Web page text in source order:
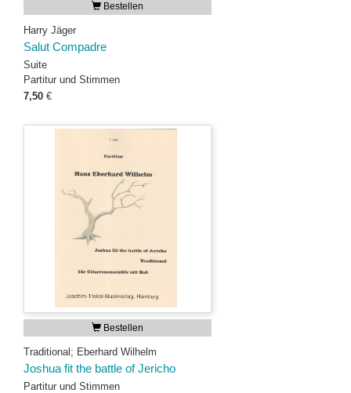
Bestellen
Harry Jäger
Salut Compadre
Suite
Partitur und Stimmen
7,50 €
Bestellen
Traditional; Eberhard Wilhelm
Joshua fit the battle of Jericho
Partitur und Stimmen